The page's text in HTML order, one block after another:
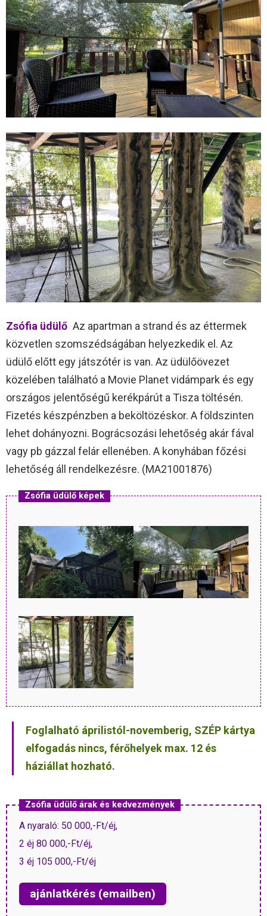
Zsófia üdülő Az apartman a strand és az éttermek
közvetlen szomszédságában helyezkedik el. Az
üdülő előtt egy játszótér is van. Az üdülőövezet
közelében található a Movie Planet vidámpark és egy
országos jelentőségű kerékpárút a Tisza töltésén.
Fizetés készpénzben a beköltözéskor. A földszinten
lehet dohányozni. Bográcsozási lehetőség akár fával
vagy pb gázzal felár ellenében. A konyhában főzési
lehetőség áll rendelkezésre. (MA21001876)
Zsófia üdülő képek
Foglalható áprilistól-novemberig, SZÉP kártya
elfogadás nincs, férőhelyek max. 12 és
háziállat hozható.
Zsófia üdülő árak és kedvezmények
A nyaraló: 50 000,-Ft/éj,
2 éj 80 000,-Ft/éj,
3 éj 105 000,-Ft/éj
ajánlatkérés (emailben)